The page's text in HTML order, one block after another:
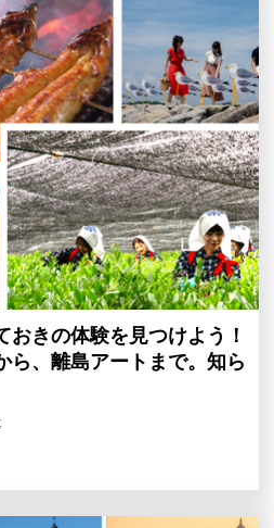
おきの体験を見つけよう！
ら、離島アートまで。知ら